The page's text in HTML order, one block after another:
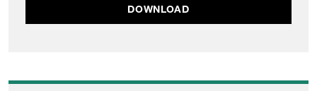
DOWNLOAD